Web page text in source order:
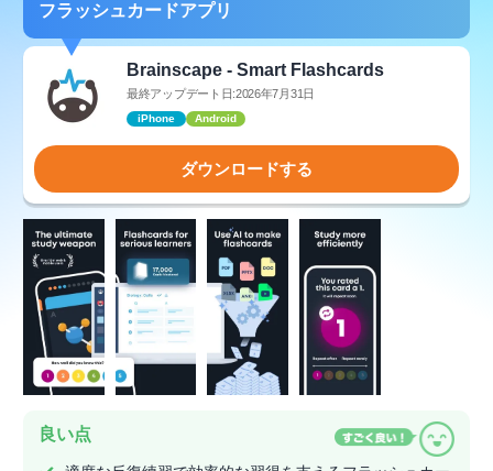
フラッシュカードアプリ
Brainscape - Smart Flashcards
最終アップデート日:2026年7月31日
iPhone Android
ダウンロードする
良い点